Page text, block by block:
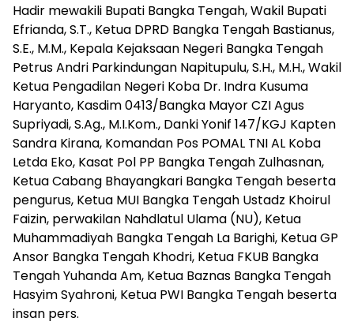
Hadir mewakili Bupati Bangka Tengah, Wakil Bupati
Efrianda, S.T., Ketua DPRD Bangka Tengah Bastianus,
S.E., M.M., Kepala Kejaksaan Negeri Bangka Tengah
Petrus Andri Parkindungan Napitupulu, S.H., M.H., Wakil
Ketua Pengadilan Negeri Koba Dr. Indra Kusuma
Haryanto, Kasdim 0413/Bangka Mayor CZI Agus
Supriyadi, S.Ag., M.I.Kom., Danki Yonif 147/KGJ Kapten
Sandra Kirana, Komandan Pos POMAL TNI AL Koba
Letda Eko, Kasat Pol PP Bangka Tengah Zulhasnan,
Ketua Cabang Bhayangkari Bangka Tengah beserta
pengurus, Ketua MUI Bangka Tengah Ustadz Khoirul
Faizin, perwakilan Nahdlatul Ulama (NU), Ketua
Muhammadiyah Bangka Tengah La Barighi, Ketua GP
Ansor Bangka Tengah Khodri, Ketua FKUB Bangka
Tengah Yuhanda Am, Ketua Baznas Bangka Tengah
Hasyim Syahroni, Ketua PWI Bangka Tengah beserta
insan pers.